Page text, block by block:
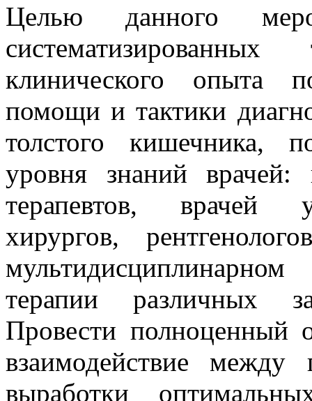
Целью данного
клинического опыта
помощи и тактики
толстого кишечника,
уровня знаний врачей:
терапевтов, врачей
хирургов,
терапии различных
Провести полноценный
взаимодействие
выработки